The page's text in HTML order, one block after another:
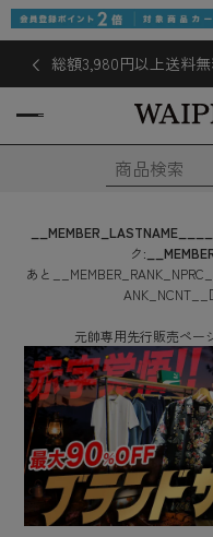
総額3,980円以上送料
__MEMBER_LASTNAME__
ク:
あと
__MEMBER_RANK_NPRC__
ANK_NCNT__
元帥専用先行販売ペー